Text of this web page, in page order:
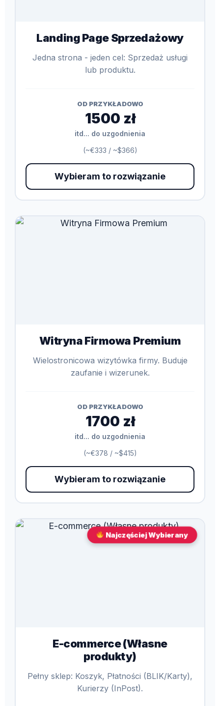
Landing Page Sprzedażowy
Jedna strona - jeden cel: Sprzedaż usługi
lub produktu.
OD PRZYKŁADOWO
1500 zł
itd... do uzgodnienia
(~€333 / ~$366)
Wybieram to rozwiązanie
Witryna Firmowa Premium
Wielostronicowa wizytówka firmy. Buduje
zaufanie i wizerunek.
OD PRZYKŁADOWO
1700 zł
itd... do uzgodnienia
(~€378 / ~$415)
Wybieram to rozwiązanie
Najczęściej Wybierany
E-commerce (Własne
produkty)
Pełny sklep: Koszyk, Płatności (BLIK/Karty),
Kurierzy (InPost).